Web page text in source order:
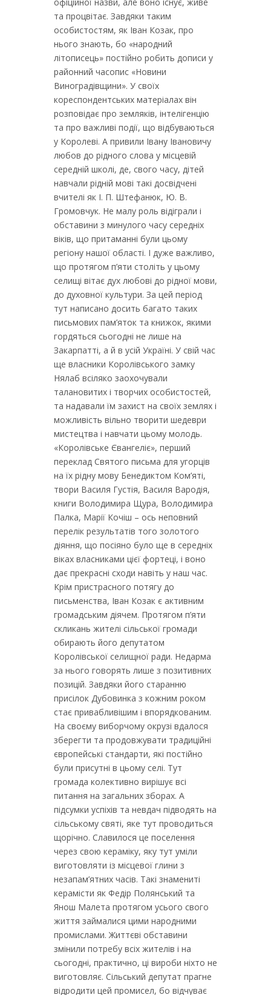
та процвітає. Завдяки таким
особистостям, як Іван Козак, про
нього знають, бо «народний
літописець» постійно робить дописи у
районний часопис «Новини
Виноградівщини». У своїх
кореспондентських матеріалах він
розповідає про земляків, інтелігенцію
та про важливі події, що відбуваються
у Королеві. А привили Івану Івановичу
любов до рідного слова у місцевій
середній школі, де, свого часу, дітей
навчали рідній мові такі досвідчені
вчителі як І. П. Штефанюк, Ю. В.
Громовчук. Не малу роль відіграли і
обставини з минулого часу середніх
віків, що притаманні були цьому
регіону нашої області. І дуже важливо,
що протягом п’яти століть у цьому
селищі вітає дух любові до рідної мови,
до духовної культури. За цей період
тут написано досить багато таких
письмових пам’яток та книжок, якими
гордяться сьогодні не лише на
Закарпатті, а й в усій Україні. У свій час
ще власники Королівського замку
Нялаб всіляко заохочували
талановитих і творчих особистостей,
та надавали їм захист на своїх землях і
можливість вільно творити шедеври
мистецтва і навчати цьому молодь.
«Королівське Євангеліє», перший
переклад Святого письма для угорців
на їх рідну мову Бенедиктом Ком’яті,
твори Василя Густія, Василя Вародія,
книги Володимира Щура, Володимира
Палка, Марії Кочіш – ось неповний
перелік результатів того золотого
діяння, що посіяно було ще в середніх
віках власниками цієї фортеці, і воно
дає прекрасні сходи навіть у наш час.
Крім пристрасного потягу до
письменства, Іван Козак є активним
громадським діячем. Протягом п’яти
скликань жителі сільської громади
обирають його депутатом
Королівської селищної ради. Недарма
за нього говорять лише з позитивних
позицій. Завдяки його старанню
присілок Дубовинка з кожним роком
стає привабливішим і впорядкованим.
На своєму виборчому окрузі вдалося
зберегти та продовжувати традиційні
європейські стандарти, які постійно
були присутні в цьому селі. Тут
громада колективно вирішує всі
питання на загальних зборах. А
підсумки успіхів та невдач підводять на
сільському святі, яке тут проводиться
щорічно. Славилося це поселення
через свою кераміку, яку тут уміли
виготовляти із місцевої глини з
незапам’ятних часів. Такі знамениті
керамісти як Федір Полянський та
Янош Малета протягом усього свого
життя займалися цими народними
промислами. Життєві обставини
змінили потребу всіх жителів і на
сьогодні, практично, ці вироби ніхто не
виготовляє. Сільський депутат прагне
відродити цей промисел, бо відчуває